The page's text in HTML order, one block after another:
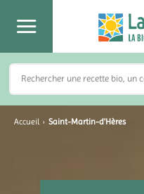
Accueil › Saint-Martin-d'Hères